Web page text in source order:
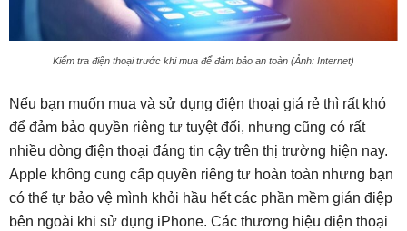
Kiểm tra điện thoại trước khi mua để đảm bảo an toàn (Ảnh: Internet)
Nếu bạn muốn mua và sử dụng điện thoại giá rẻ thì rất khó
để đảm bảo quyền riêng tư tuyệt đối, nhưng cũng có rất
nhiều dòng điện thoại đáng tin cậy trên thị trường hiện nay.
Apple không cung cấp quyền riêng tư hoàn toàn nhưng bạn
có thể tự bảo vệ mình khỏi hầu hết các phần mềm gián điệp
bên ngoài khi sử dụng iPhone. Các thương hiệu điện thoại